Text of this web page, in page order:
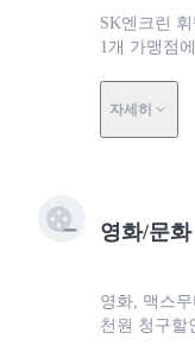
SK엔크린
1개 가맹점
자세히
영화/문화
영화, 맥스
천원 청구할